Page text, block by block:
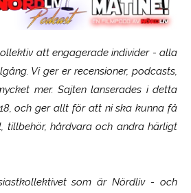
att engagerade individer - alla
Vi ger er recensioner, podcasts,
mer. Sajten lanserades i detta
och ger allt för att ni ska kunna få
tillbehör, hårdvara och andra härligt
som ärNördliv- och